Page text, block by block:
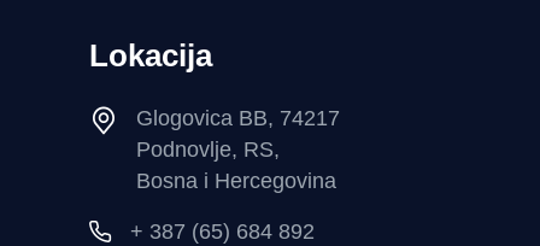
Lokacija
Glogovica BB, 74217
Podnovlje, RS,
Bosna i Hercegovina
+ 387 (65) 684 892